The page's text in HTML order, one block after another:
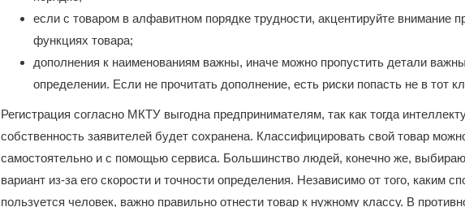
если с товаром в алфавитном порядке трудности, акцентируйте внимание
функциях товара;
дополнения к наименованиям важны, иначе можно пропустить детали
определении. Если не прочитать дополнение, есть риски попасть не в тот
Регистрация согласно МКТУ выгодна предпринимателям, так как тогда
собственность заявителей будет сохранена. Классифицировать свой товар
самостоятельно и с помощью сервиса. Большинство людей, конечно же,
вариант из-за его скорости и точности определения. Независимо от того, каким
пользуется человек, важно правильно отнести товар к нужному классу. В